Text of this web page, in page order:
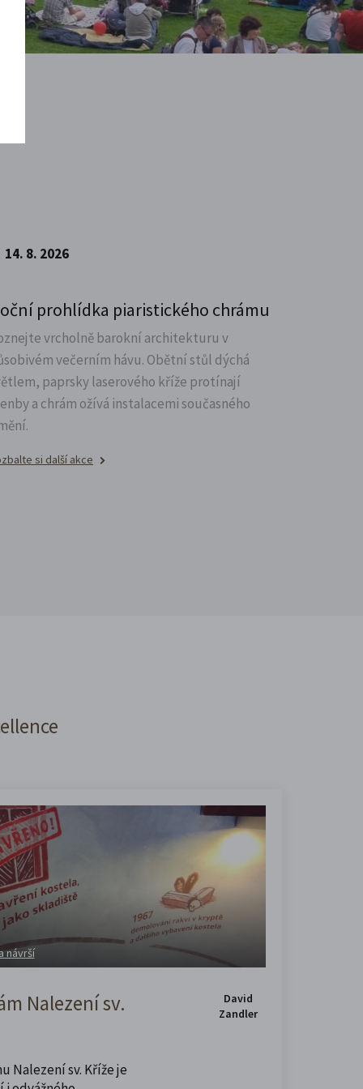
14. 8. 2026
prohlídka piaristického chrámu
vrcholně barokní architekturu v
večerním hávu. Obětní stůl dýchá
paprsky laserového kříže protínají
a chrám ožívá instalacemi současného
si další akce
návrší
Nalezení sv.
Nalezení sv. Kříže je
David
Zandler